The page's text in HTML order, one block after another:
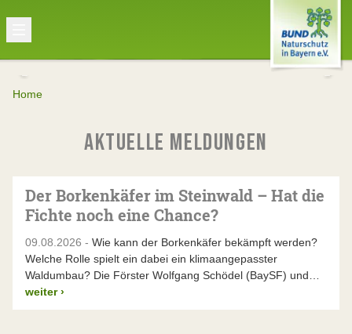
Home
AKTUELLE MELDUNGEN
Der Borkenkäfer im Steinwald – Hat die
Fichte noch eine Chance?
09.08.2026 - Wie kann der Borkenkäfer bekämpft werden?
Welche Rolle spielt ein dabei ein klimaangepasster
Waldumbau? Die Förster Wolfgang Schödel (BaySF) und…
weiter ›